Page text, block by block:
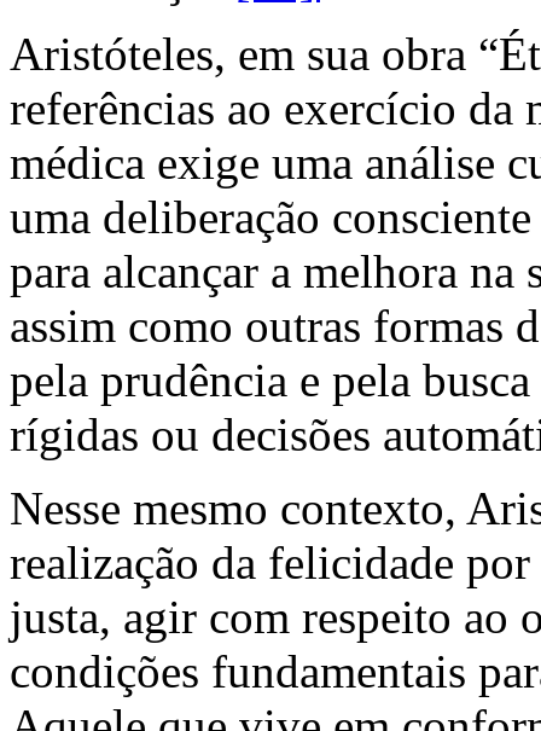
Aristóteles, em sua obra
referências ao exercício da
médica exige uma análise
uma deliberação
para alcançar a melhora na
assim como outras formas
pela prudência e pela
rígidas ou decisões
Nesse mesmo contexto,
realização da felicidade
justa, agir com respeito ao
condições fundamentais